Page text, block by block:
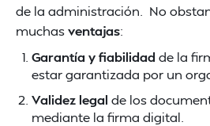
de la administración. No
muchasventajas:
Garantía y fiabilidad de la
estar garantizada por un
Validez legal de los
mediante la firma digital.